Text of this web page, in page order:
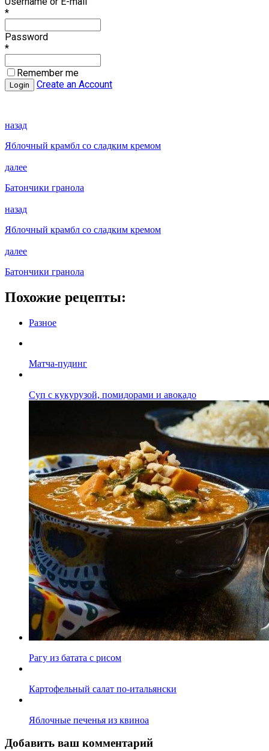
*
Password
*
Remember me
Create an Account
назад
Яблочный крамбл со сладким кремом
далее
Батончики гранола
назад
Яблочный крамбл со сладким кремом
далее
Батончики гранола
Похожие рецепты:
Разное
Матча-пудинг
Суп с кукурузой, помидорами и авокадо
Рагу из батата с рисом
Картофельный салат по-итальянски
Яблочные печенья из квиноа
Добавить ваш комментарий